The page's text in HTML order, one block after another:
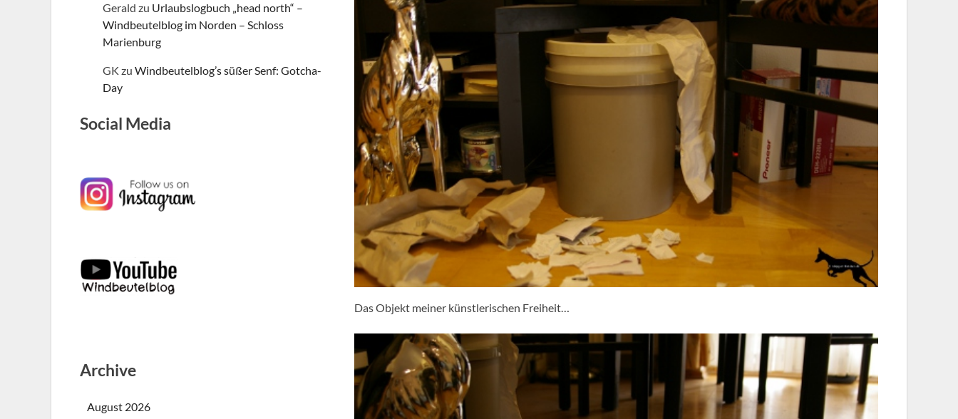
Das Objekt meiner künstlerischen Freiheit…
Gerald zu Urlaubslogbuch „head north“ –
Windbeutelblog im Norden – Schloss
Marienburg
GK zu Windbeutelblog’s süßer Senf: Gotcha-
Day
Social Media
Archive
August 2026